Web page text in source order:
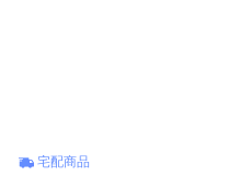
宅配商品